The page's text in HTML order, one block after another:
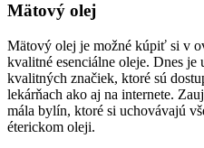
Mätový olej
Mätový olej je možné kúpiť si v
kvalitné esenciálne oleje. Dnes
kvalitných značiek, ktoré sú
lekárňach ako aj na internete.
mála bylín, ktoré si uchovávajú
éterickom oleji.